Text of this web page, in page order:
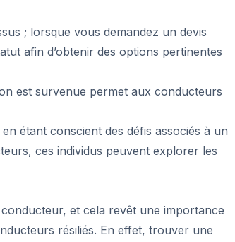
; lorsque vous demandez un devis
afin d’obtenir des options pertinentes
est survenue permet aux conducteurs
en étant conscient des défis associés à un
ces individus peuvent explorer les
et cela revêt une importance
résiliés. En effet, trouver une